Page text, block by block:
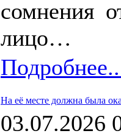
сомнения
лицо…
На её месте должна была
03.07.2026